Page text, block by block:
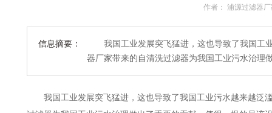
作者： 浦源过滤器
信息摘要：
我国工业发展突飞猛进，这也导致了我国工
器厂家带来的自清洗过滤器为我国工业污水治理
我国工业发展突飞猛进，这也导致了我国工业污水越来越泛